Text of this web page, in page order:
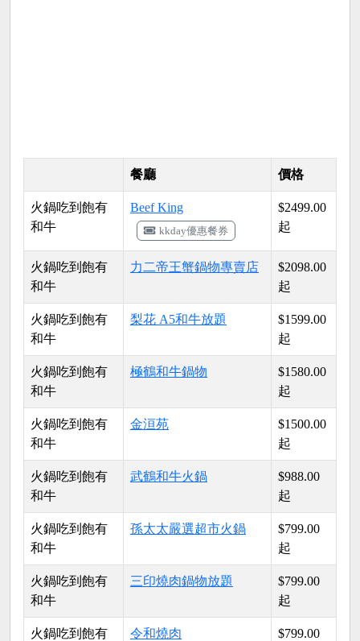
餐廳 價格
火鍋吃到飽有
和牛
Beef King
kkday優惠餐券
$2499.00
起
火鍋吃到飽有
和牛
力二帝王蟹鍋物專賣店
$2098.00
起
火鍋吃到飽有
和牛
梨花 A5和牛放題
$1599.00
起
火鍋吃到飽有
和牛
極鶴和牛鍋物
$1580.00
起
火鍋吃到飽有
和牛
金洹苑
$1500.00
起
火鍋吃到飽有
和牛
武鶴和牛火鍋
$988.00
起
火鍋吃到飽有
和牛
孫太太嚴選超市火鍋
$799.00
起
火鍋吃到飽有
和牛
三印燒肉鍋物放題
$799.00
起
火鍋吃到飽有
令和燒肉
$799.00